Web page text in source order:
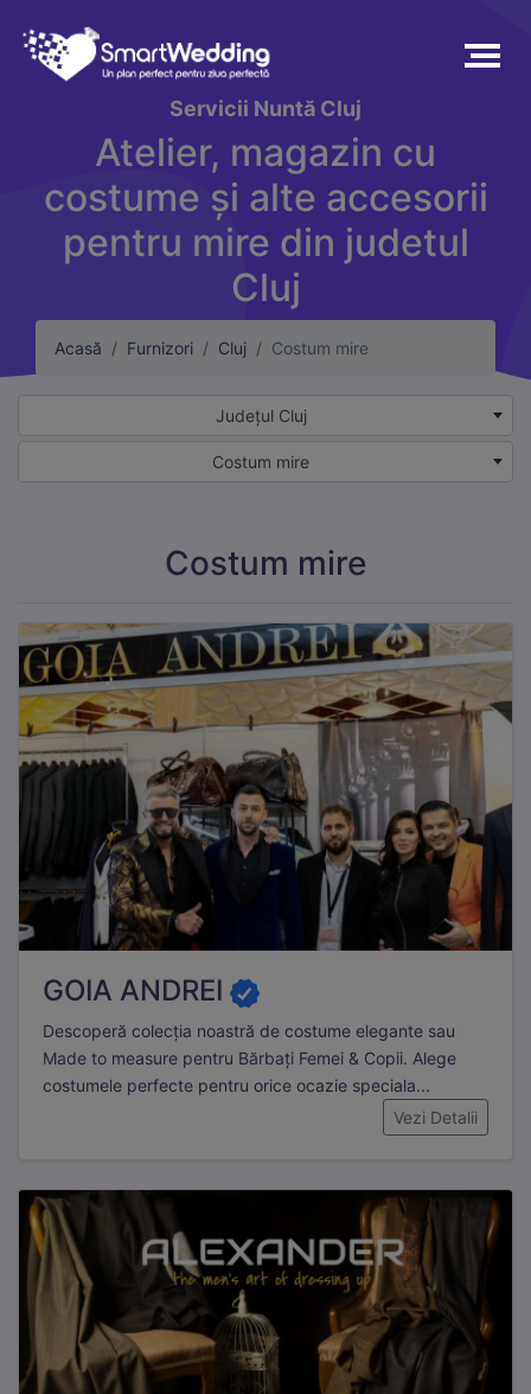
Servicii Nuntă Cluj
Atelier, magazin cu
costume și alte accesorii
pentru mire din judetul
Cluj
Acasă Furnizori Cluj Costum mire
Județul Cluj
Costum mire
Costum mire
GOIA ANDREI
Descoperă colecția noastră de costume elegante sau
Made to measure pentru Bărbați Femei & Copii. Alege
costumele perfecte pentru orice ocazie speciala...
Vezi Detalii